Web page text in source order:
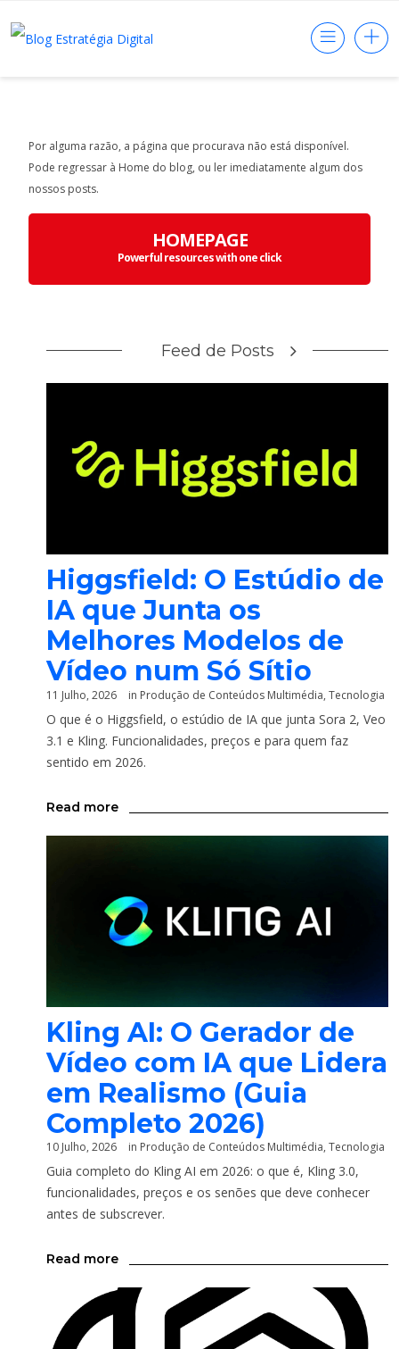
Por alguma razão, a página que procurava não está disponível.
Pode regressar à Home do blog, ou ler imediatamente algum dos
nossos posts.
HOMEPAGE
Powerful resources with one click
Feed de Posts
Higgsfield: O Estúdio de
IA que Junta os
Melhores Modelos de
Vídeo num Só Sítio
11 Julho, 2026 in Produção de Conteúdos Multimédia, Tecnologia
O que é o Higgsfield, o estúdio de IA que junta Sora 2, Veo
3.1 e Kling. Funcionalidades, preços e para quem faz
sentido em 2026.
Read more
Kling AI: O Gerador de
Vídeo com IA que Lidera
em Realismo (Guia
Completo 2026)
10 Julho, 2026 in Produção de Conteúdos Multimédia, Tecnologia
Guia completo do Kling AI em 2026: o que é, Kling 3.0,
funcionalidades, preços e os senões que deve conhecer
antes de subscrever.
Read more